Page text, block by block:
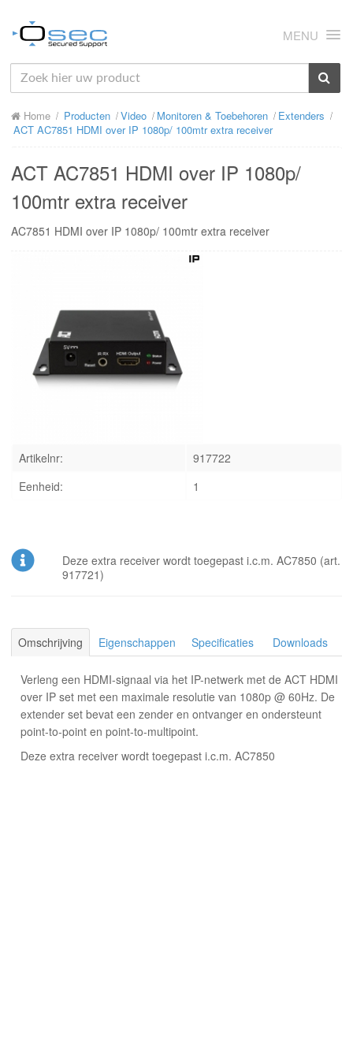
MENU
HOME
OVER ONS
CONTACT
INLOGGEN
Home Producten Video Monitoren & Toebehoren
Extenders
ACT AC7851 HDMI over IP 1080p/ 100mtr extra receiver
ACT AC7851 HDMI over IP 1080p/
100mtr extra receiver
AC7851 HDMI over IP 1080p/ 100mtr extra receiver
Artikelnr:
917722
Eenheid:
1
Deze extra receiver wordt toegepast i.c.m. AC7850 (art.
917721)
Omschrijving Eigenschappen Specificaties Downloads
Verleng een HDMI-signaal via het IP-netwerk met de ACT HDMI
over IP set met een maximale resolutie van 1080p @ 60Hz. De
extender set bevat een zender en ontvanger en ondersteunt
point-to-point en point-to-multipoint.
Deze extra receiver wordt toegepast i.c.m. AC7850